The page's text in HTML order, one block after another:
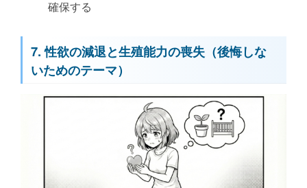
確保する
7. 性欲の減退と生殖能力の喪失（後悔しな
いためのテーマ）